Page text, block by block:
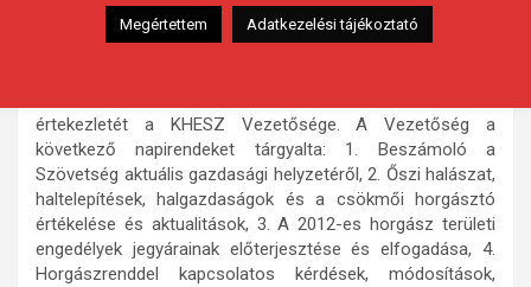
üléséről
értekezletét a KHESZ Vezetősége. A Vezetőség a
következő napirendeket tárgyalta: 1. Beszámoló a
Szövetség aktuális gazdasági helyzetéről, 2. Őszi halászat,
haltelepítések, halgazdaságok és a csökmői horgásztó
értékelése és aktualitások, 3. A 2012-es horgász területi
engedélyek jegyárainak előterjesztése és elfogadása, 4.
Horgászrenddel kapcsolatos kérdések, módosítások,
Megértettem Adatkezelési tájékoztató